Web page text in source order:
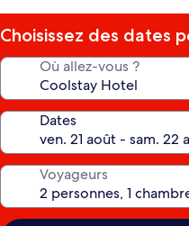
Choisissez des dates
Où allez-vous ?
Dates
Voyageurs